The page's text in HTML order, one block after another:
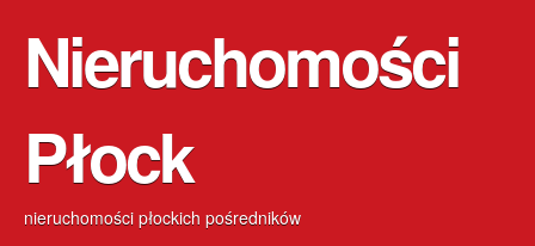
Nieruchomości
Płock
nieruchomości płockich pośredników